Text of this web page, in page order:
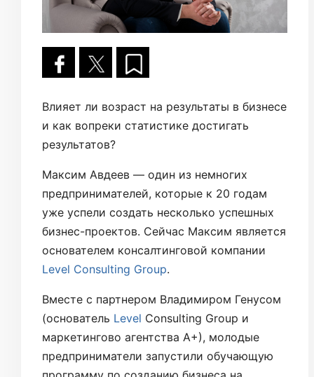
Влияет ли возраст на результаты в бизнесе
и как вопреки статистике достигать
результатов?
Максим Авдеев — один из немногих
предпринимателей, которые к 20 годам
уже успели создать несколько успешных
бизнес-проектов. Сейчас Максим является
основателем консалтинговой компании
Level Consulting Group.
Вместе с партнером Владимиром Генусом
(основатель Level Consulting Group и
маркетингово агентства А+), молодые
предприниматели запустили обучающую